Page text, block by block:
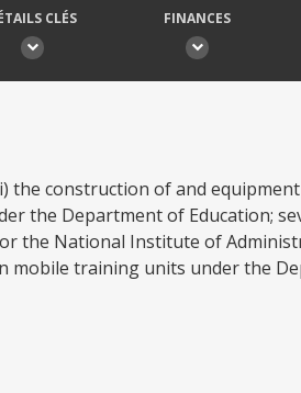
CLÉS FINANCES
the construction of and
the Department of Education;
the National Institute of
mobile training units under the